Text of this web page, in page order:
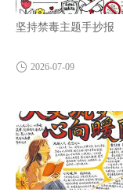
坚持禁毒主题手抄报
2026-07-09